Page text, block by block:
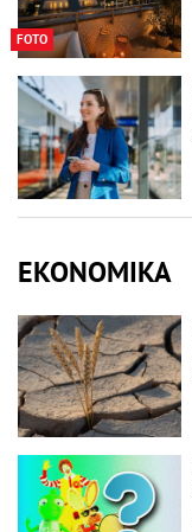
FOTO
EKONOMIKA